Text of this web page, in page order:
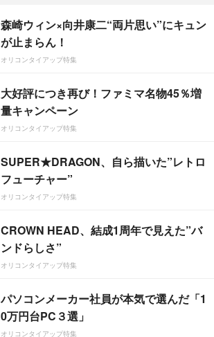
森崎ウィン×向井康二“両片思い”にキュン
が止まらん！
オリコンタイアップ特集
大好評につき再び！ファミマ名物45％増
量キャンペーン
オリコンタイアップ特集
SUPER★DRAGON、自ら描いた”レトロ
フューチャー”
オリコンタイアップ特集
CROWN HEAD、結成1周年で見えた”バ
ンドらしさ”
オリコンタイアップ特集
パソコンメーカー社員が本気で選んだ「1
0万円台PC３選」
オリコンタイアップ特集